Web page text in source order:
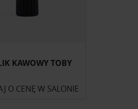
KAWOWY TOBY
O CENĘ W SALONIE